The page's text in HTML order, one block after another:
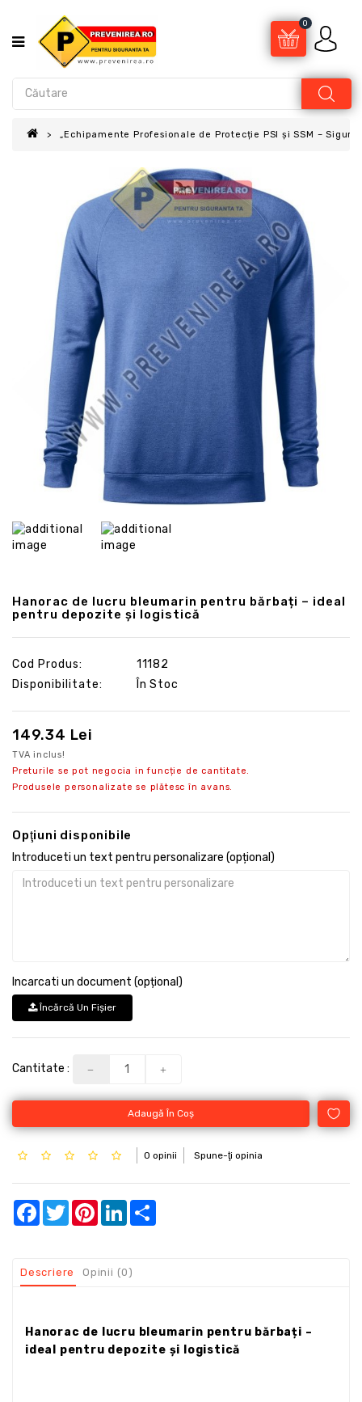
0
„Echipamente Profesionale de Protecție PSI și SSM –
Hanorac de lucru bleumarin pentru bărbați – ideal
pentru depozite și logistică
Cod Produs:
11182
Disponibilitate:
În Stoc
149.34 Lei
TVA inclus!
Preturile se pot negocia in funcție de cantitate.
Produsele personalizate se plătesc în avans.
Opţiuni disponibile
Introduceti un text pentru personalizare (opțional)
Incarcati un document (opțional)
Încărcă Un Fişier
Cantitate :
Adaugă În Coş
0 opinii Spune-ţi opinia
Facebook
TwitterPinterestLinkedIn
Descriere Opinii (0)
Hanorac de lucru bleumarin pentru bărbați –
ideal pentru depozite și logistică